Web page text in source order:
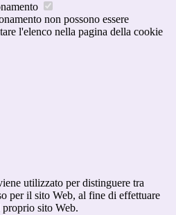
non possono essere
l'elenco nella pagina della cookie
utilizzato per distinguere tra
per il sito Web, al fine di effettuare
sito Web.